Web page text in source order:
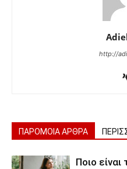
http://
ΠΑΡΟΜΟΙΑ ΑΡΘΡΑ
Ποιο